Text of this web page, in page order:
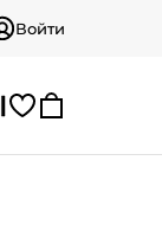
Войти